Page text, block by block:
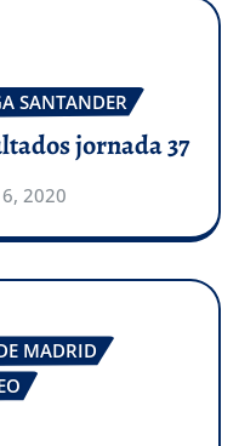
SANTANDER
jornada 37
2020
MADRID